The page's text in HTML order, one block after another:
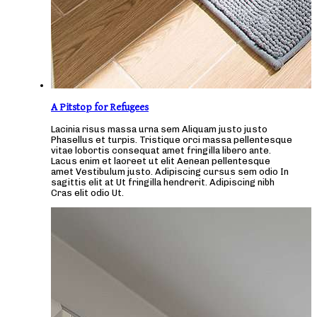
A Pitstop for Refugees
Lacinia risus massa urna sem Aliquam justo justo
Phasellus et turpis. Tristique orci massa pellentesque
vitae lobortis consequat amet fringilla libero ante.
Lacus enim et laoreet ut elit Aenean pellentesque
amet Vestibulum justo. Adipiscing cursus sem odio In
sagittis elit at Ut fringilla hendrerit. Adipiscing nibh
Cras elit odio Ut.